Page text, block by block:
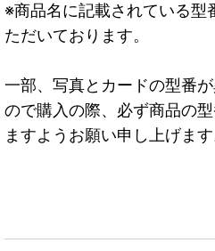
※商品名に記載されている型
ただいております。
一部、写真とカードの型番
ので購入の際、必ず商品の
ますようお願い申し上げます